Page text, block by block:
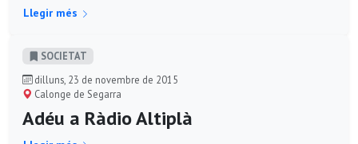
Llegir més
SOCIETAT
dilluns, 23 de novembre de 2015
Calonge de Segarra
Adéu a Ràdio Altiplà